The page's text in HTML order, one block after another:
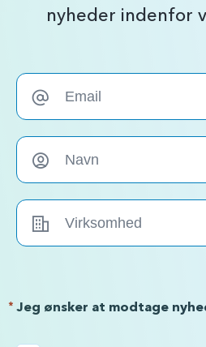
nyheder indenfor
Jeg ønsker at modtage
*